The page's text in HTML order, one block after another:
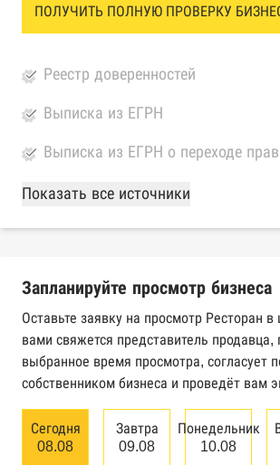
ПОЛУЧИТЬ ПОЛНУЮ ПРОВЕРКУ
Реестр доверенностей
Выписка из ЕГРН
Выписка из ЕГРН о переходе прав
База Росстата
Реестры ЕГРЮЛ и ЕГРИП
Реестр государственных
Федерального казначейства
Картотека арбитражных дел
арбитражного суда
Единый федеральный реестр
банкротстве юридических лиц
Показать все источники
Запланируйте просмотр бизнеса
Оставьте заявку на просмотр Ресторан в
вами свяжется представитель продавца,
выбранное время просмотра, согласует
собственником бизнеса и проведёт вам
Сегодня
08.08
Завтра
09.08
Понедельник
10.08